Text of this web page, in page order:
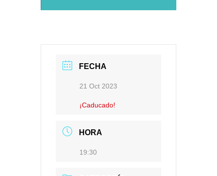
FECHA
21 Oct 2023
¡Caducado!
HORA
19:30